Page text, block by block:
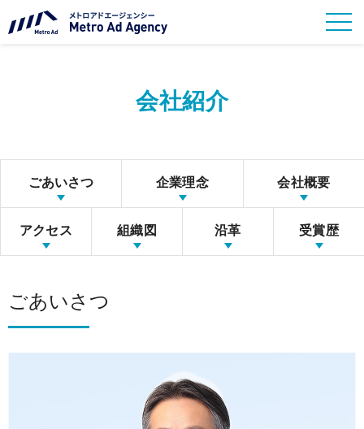
会社紹介
ごあいさつ 企業理念 会社概要
アクセス 組織図 沿革 受賞歴
ごあいさつ